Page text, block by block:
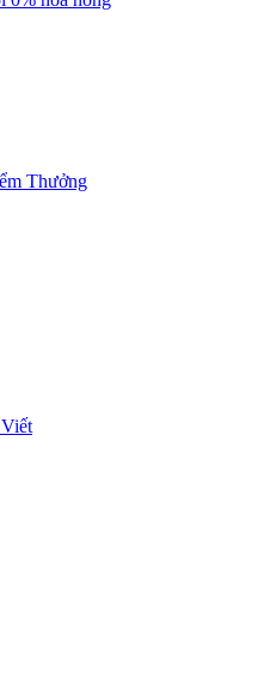
Thưởng